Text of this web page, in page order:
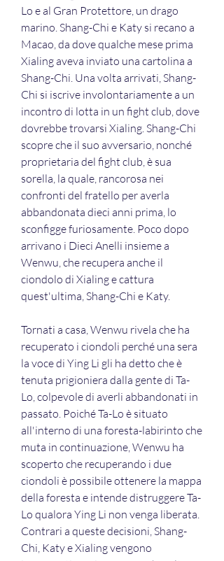
Lo e al Gran Protettore, un drago
marino. Shang-Chi e Katy si recano a
Macao, da dove qualche mese prima
Xialing aveva inviato una cartolina a
Shang-Chi. Una volta arrivati, Shang-
Chi si iscrive involontariamente a un
incontro di lotta in un fight club, dove
dovrebbe trovarsi Xialing. Shang-Chi
scopre che il suo avversario, nonché
proprietaria del fight club, è sua
sorella, la quale, rancorosa nei
confronti del fratello per averla
abbandonata dieci anni prima, lo
sconfigge furiosamente. Poco dopo
arrivano i Dieci Anelli insieme a
Wenwu, che recupera anche il
ciondolo di Xialing e cattura
quest'ultima, Shang-Chi e Katy.
Tornati a casa, Wenwu rivela che ha
recuperato i ciondoli perché una sera
la voce di Ying Li gli ha detto che è
tenuta prigioniera dalla gente di Ta-
Lo, colpevole di averli abbandonati in
passato. Poiché Ta-Lo è situato
all'interno di una foresta-labirinto che
muta in continuazione, Wenwu ha
scoperto che recuperando i due
ciondoli è possibile ottenere la mappa
della foresta e intende distruggere Ta-
Lo qualora Ying Li non venga liberata.
Contrari a queste decisioni, Shang-
Chi, Katy e Xialing vengono